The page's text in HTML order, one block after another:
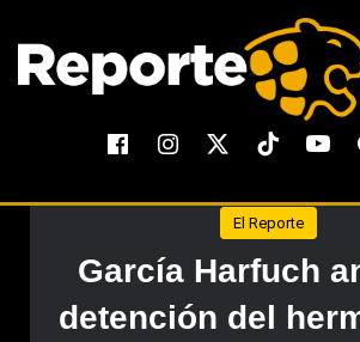
El Reporte
García Harfuch
detención del